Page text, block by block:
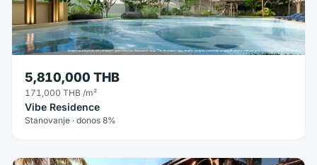
5,810,000 THB
171,000 THB /m²
Vibe Residence
Stanovanje · donos 8%